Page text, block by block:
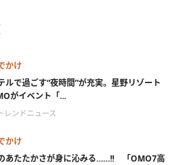
かけ
ルで過ごす“夜時間”が充実。星野リゾート
がイベント「...
レンドニュース
かけ
あたたかさが身に沁みる……!! 「OMO7高